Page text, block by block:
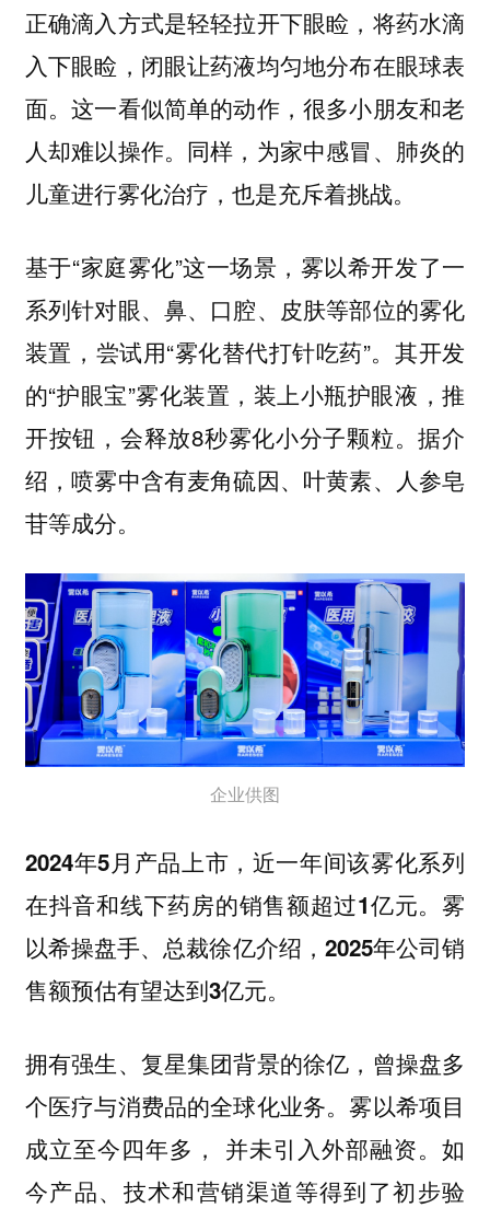
正确滴入方式是轻轻拉开下眼睑，将药水滴
入下眼睑，闭眼让药液均匀地分布在眼球表
面。这一看似简单的动作，很多小朋友和老
人却难以操作。同样，为家中感冒、肺炎的
儿童进行雾化治疗，也是充斥着挑战。
基于“家庭雾化”这一场景，雾以希开发了一
系列针对眼、鼻、口腔、皮肤等部位的雾化
装置，尝试用“雾化替代打针吃药”。其开发
的“护眼宝”雾化装置，装上小瓶护眼液，推
开按钮，会释放8秒雾化小分子颗粒。据介
绍，喷雾中含有麦角硫因、叶黄素、人参皂
苷等成分。
企业供图
2024年5月产品上市，近一年间该雾化系列
在抖音和线下药房的销售额超过1亿元。雾
以希操盘手、总裁徐亿介绍，2025年公司销
售额预估有望达到3亿元。
拥有强生、复星集团背景的徐亿，曾操盘多
个医疗与消费品的全球化业务。雾以希项目
成立至今四年多， 并未引入外部融资。如
今产品、技术和营销渠道等得到了初步验